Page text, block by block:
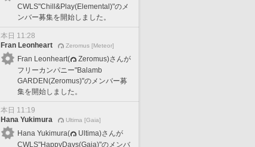
CWLS"Chill&Play(Elemental)"のメ
ンバー募集を開始しました。
本日 11:28
Fran Leonheart
Zeromus [Meteor]
Fran Leonheart(
Zeromus)さんが
フリーカンパニー"Balamb
GARDEN(Zeromus)"のメンバー募
集を開始しました。
本日 11:19
Hana Yukimura
Ultima [Gaia]
Hana Yukimura(
Ultima)さんが
CWLS"HappyDays(Gaia)"のメンバ